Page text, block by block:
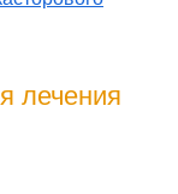
лечения